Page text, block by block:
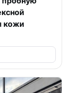
кожи